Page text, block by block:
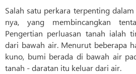
Salah satu perkara terpenting
nya, yang membincangkan
Pengertian perluasan tanah ialah
dari bawah air. Menurut beberapa
kuno, bumi berada di bawah air
tanah - daratan itu keluar dari air.